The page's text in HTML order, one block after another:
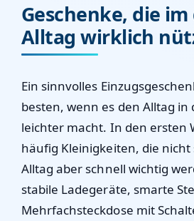
Geschenke, die
Alltag wirklich
Ein sinnvolles
besten, wenn es den Alltag
leichter macht. In den ersten
häufig Kleinigkeiten, die
Alltag aber schnell wichtig
stabile Ladegeräte, smarte
Mehrfachsteckdose mit